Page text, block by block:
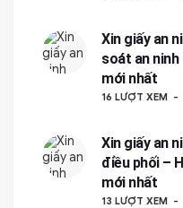
Xin giấy an
soát an
mới nhất
16 LƯỢT XEM
Xin giấy an
điều phối –
mới nhất
13 LƯỢT XEM